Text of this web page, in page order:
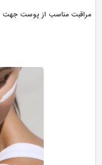
مراقبت مناسب از پوست جهت